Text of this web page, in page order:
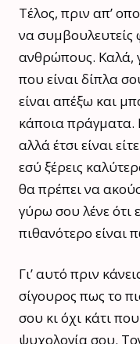
Τέλος, πριν απ’
να συμβουλευτείς
ανθρώπους. Καλά,
που είναι δίπλα
είναι απέξω και
κάποια πράγματα.
αλλά έτσι είναι
εσύ ξέρεις
θα πρέπει να
γύρω σου λένε ότι
πιθανότερο είναι
Γι’ αυτό πριν
σίγουρος πως το
σου κι όχι κάτι
ψυχολογία σου.